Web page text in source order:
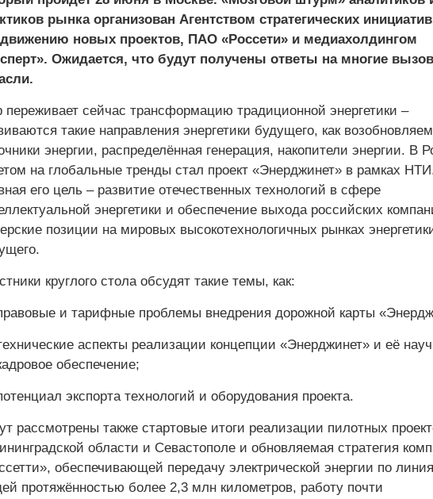
рынка организован Агентством стратегических
новых проектов, ПАО «Россети» и медиахолдингом
Ожидается, что будут получены ответы на многие
переживает сейчас трансформацию традиционной энергетики –
такие направления энергетики будущего, как
энергии, распределённая генерация, накопители энергии. В
на глобальные тренды стал проект «Энерджинет» в рамках
его цель – развитие отечественных технологий в сфере
энергетики и обеспечение выхода российских
позиции на мировых высокотехнологичных рынках
круглого стола обсудят такие темы, как:
и тарифные проблемы внедрения дорожной карты
аспекты реализации концепции «Энерджинет» и её
обеспечение;
экспорта технологий и оборудования проекта.
рассмотрены также стартовые итоги реализации пилотных
области и Севастополе и обновляемая стратегия
обеспечивающей передачу электрической энергии по
протяжённостью более 2,3 млн километров, работу почти